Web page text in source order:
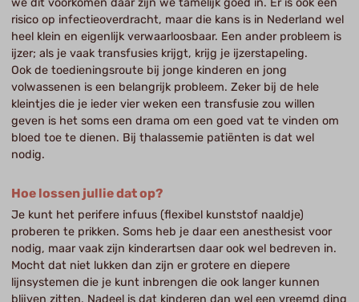
risico op infectieoverdracht, maar die kans is in Nederland wel
heel klein en eigenlijk verwaarloosbaar. Een ander probleem is
ijzer; als je vaak transfusies krijgt, krijg je ijzerstapeling.
Ook de toedieningsroute bij jonge kinderen en jong
volwassenen is een belangrijk probleem. Zeker bij de hele
kleintjes die je ieder vier weken een transfusie zou willen
geven is het soms een drama om een goed vat te vinden om
bloed toe te dienen. Bij thalassemie patiënten is dat wel
nodig.
Hoe lossen jullie dat op?
Je kunt het perifere infuus (flexibel kunststof naaldje)
proberen te prikken. Soms heb je daar een anesthesist voor
nodig, maar vaak zijn kinderartsen daar ook wel bedreven in.
Mocht dat niet lukken dan zijn er grotere en diepere
lijnsystemen die je kunt inbrengen die ook langer kunnen
blijven zitten. Nadeel is dat kinderen dan wel een vreemd ding